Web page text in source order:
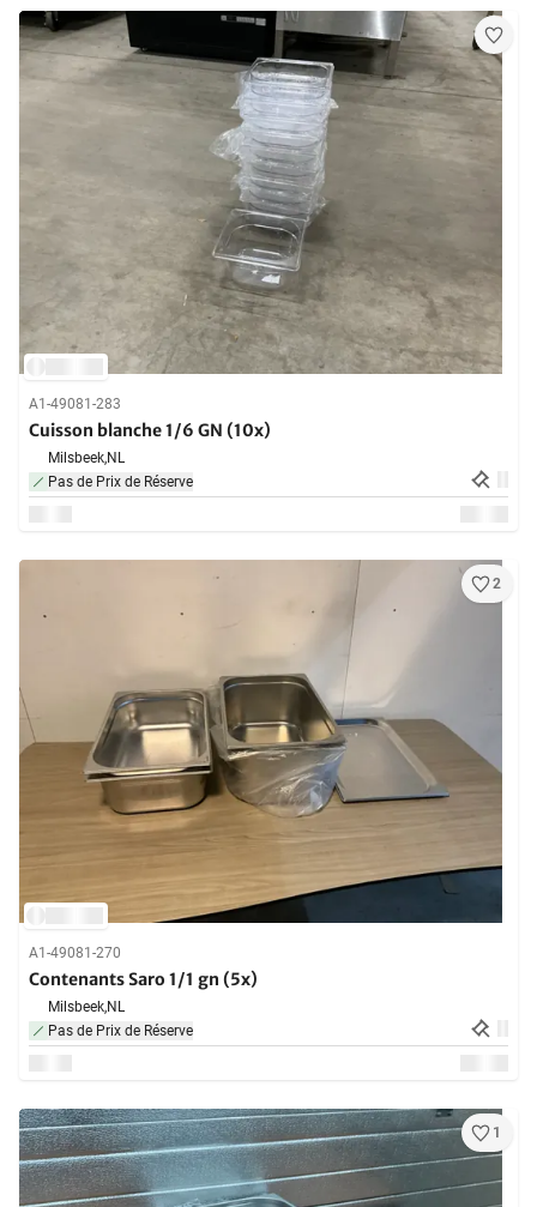
A1-49081-283
Cuisson blanche 1/6 GN (10x)
Milsbeek,NL
Pas de Prix de Réserve
2
A1-49081-270
Contenants Saro 1/1 gn (5x)
Milsbeek,NL
Pas de Prix de Réserve
1